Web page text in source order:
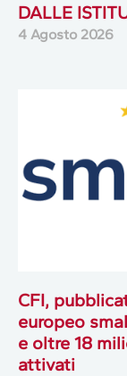
DALLE
4 Agosto 2026
CFI,
europeo
e oltre 18
attivati